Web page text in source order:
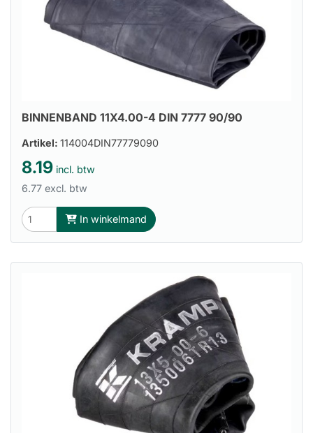
BINNENBAND 11X4.00-4 DIN 7777 90/90
Artikel: 114004DIN77779090
8.19 incl. btw
6.77 excl. btw
In winkelmand